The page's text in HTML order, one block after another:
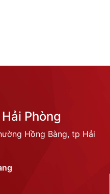
Phòng
Hồng Bàng, tp Hải